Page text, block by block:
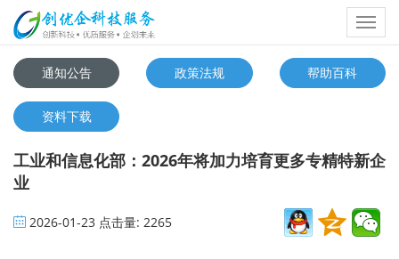
通知公告
政策法规 帮助百科
资料下载
工业和信息化部：2026年将加力培育更多专精特新企
业
2026-01-23 点击量: 2265